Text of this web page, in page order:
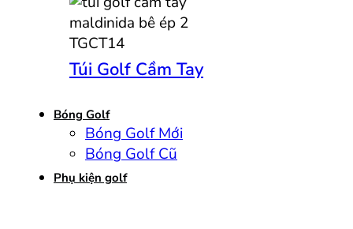
Túi Golf Cầm Tay
Bóng Golf
Bóng Golf Mới
Bóng Golf Cũ
Phụ kiện golf